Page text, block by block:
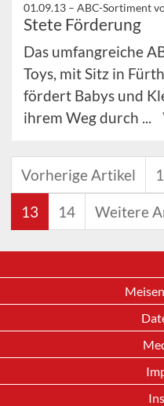
01.09.13 – ABC-Sortiment
Stete Förderung
Das umfangreiche
Toys, mit Sitz in
fördert Babys und
ihrem Weg durch ...
Vorherige Artikel 1
13 14 Weitere